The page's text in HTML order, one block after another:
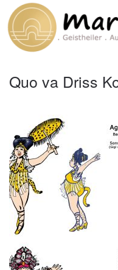
Zum Hauptinhalt
Quo va Driss